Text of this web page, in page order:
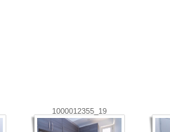
1000012355_19